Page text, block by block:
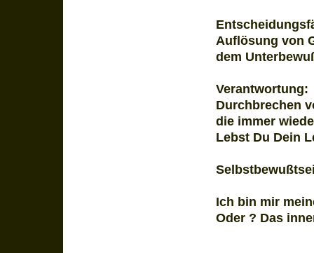
Auflösung von
dem
Verantwortung:
Durchbrechen
die immer
Lebst Du Dein
Ich bin mir
Oder ? Das